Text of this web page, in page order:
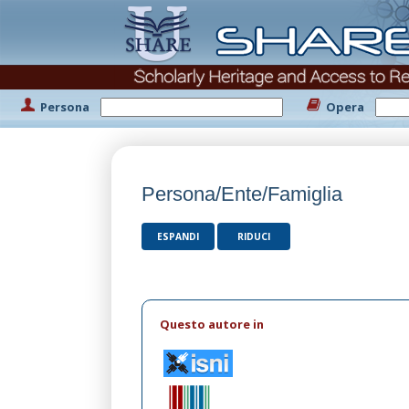
Persona Opera
Persona/Ente/Famiglia
ESPANDI RIDUCI
Questo autore in